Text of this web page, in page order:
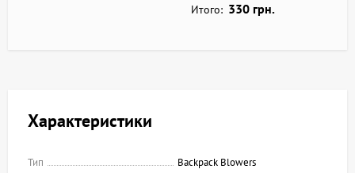
Итого: 330 грн.
Характеристики
Тип
Backpack Blowers